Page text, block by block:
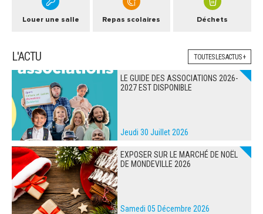
Louer une salle Repas scolaires Déchets
L'ACTU TOUTES LES ACTUS +
LE GUIDE DES ASSOCIATIONS 2026-
2027 EST DISPONIBLE
Jeudi 30 Juillet 2026
EXPOSER SUR LE MARCHÉ DE NOËL
DE MONDEVILLE 2026
Samedi 05 Décembre 2026